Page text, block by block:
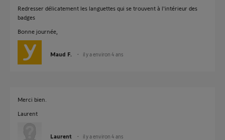
Redresser délicatement les languettes qui se trouvent à l'intérieur des
badges
Bonne journée,
Maud F. il y a environ 4 ans
Merci bien.
Laurent
Laurent il y a environ 4 ans